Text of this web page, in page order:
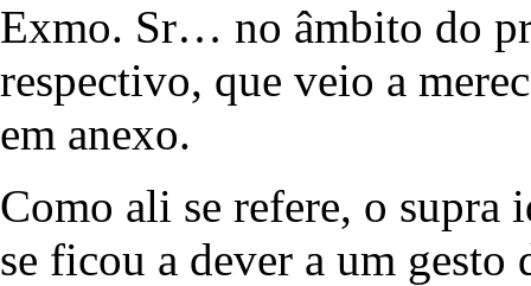
Exmo. Sr… no âmbito do
respectivo, que veio a
em anexo.
Como ali se refere, o supra
se ficou a dever a um